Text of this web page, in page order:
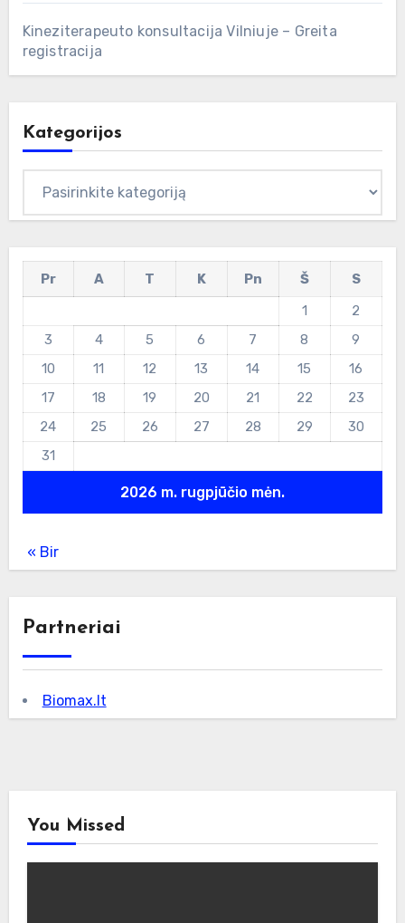
Kineziterapeuto konsultacija Vilniuje – Greita
registracija
Kategorijos
2026 m. rugpjūčio mėn.
Pr A T K Pn Š
S
1
2
3
4 5 6 7 8
9
10
11 12 13 14 15
16
17
18 19 20 21 22
23
24
25 26 27 28 29
30
31
« Bir
Partneriai
Biomax.lt
You Missed